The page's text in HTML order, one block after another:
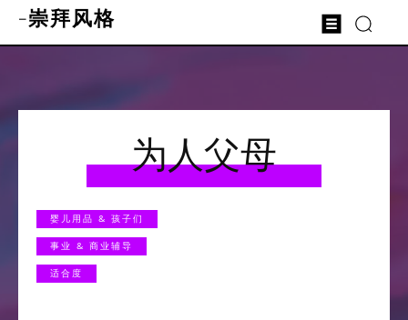
-崇拜风格
为人父母
婴儿用品 & 孩子们
事业 & 商业辅导
适合度